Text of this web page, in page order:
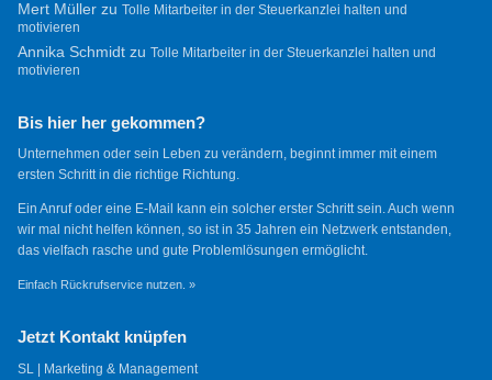
Mert Müllerzu Tolle Mitarbeiter in der Steuerkanzlei halten und
motivieren
Annika Schmidtzu Tolle Mitarbeiter in der Steuerkanzlei halten und
motivieren
Bis hier her gekommen?
Unternehmen oder sein Leben zu verändern, beginnt immer mit einem
ersten Schritt in die richtige Richtung.
Ein Anruf oder eine E-Mail kann ein solcher erster Schritt sein. Auch wenn
wir mal nicht helfen können, so ist in 35 Jahren ein Netzwerk entstanden,
das vielfach rasche und gute Problemlösungen ermöglicht.
Einfach Rückrufservice nutzen. »
Jetzt Kontakt knüpfen
SL | Marketing & Management